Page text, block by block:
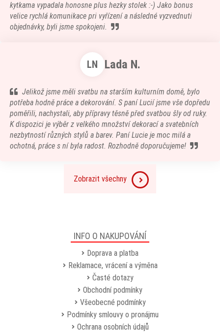
kytkama vypadala honosne plus hezky stolek :-) Jako bonus
velice rychlá komunikace pri vyřízení a následné vyzvednuti
objednávky, byli jsme spokojeni.
LN Lada N.
Jelikož jsme měli svatbu na starším kulturním domě, bylo
potřeba hodně práce a dekorování. S paní Lucií jsme vše dopředu
poměřili, nachystali, aby přípravy těsně před svatbou šly od ruky.
K dispozici je výběr z velkého množství dekorací a svatebních
nezbytností různých stylů a barev. Paní Lucie je moc milá a
ochotná, práce s ní byla radost. Rozhodně doporučujeme!
Zobrazit všechny
INFO O NAKUPOVÁNÍ
Doprava a platba
Reklamace, vrácení a výměna
Časté dotazy
Obchodní podmínky
Všeobecné podmínky
Podmínky smlouvy o pronájmu
Ochrana osobních údajů